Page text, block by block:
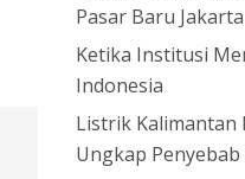
Pasar Baru Jakarta
Ketika Institusi
Indonesia
Listrik Kalimantan
Ungkap Penyebab